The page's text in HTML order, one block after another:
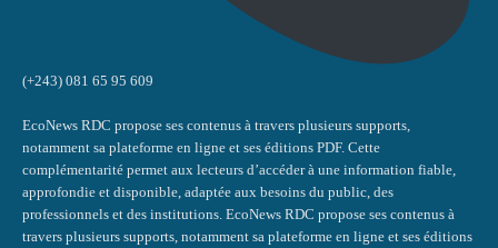
(+243) 081 65 95 609
EcoNews RDC propose ses contenus à travers plusieurs supports,
notamment sa plateforme en ligne et ses éditions PDF. Cette
complémentarité permet aux lecteurs d’accéder à une information fiable,
approfondie et disponible, adaptée aux besoins du public, des
professionnels et des institutions. EcoNews RDC propose ses contenus à
travers plusieurs supports, notamment sa plateforme en ligne et ses éditions